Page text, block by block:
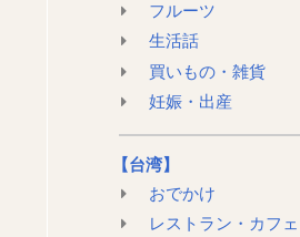
フルーツ
生活話
買いもの・雑貨
妊娠・出産
【台湾】
おでかけ
レストラン・カフェ